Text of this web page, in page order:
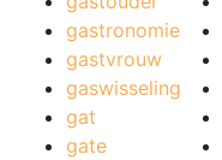
gastronomie
gastvrouw
gaswisseling
gat
gate